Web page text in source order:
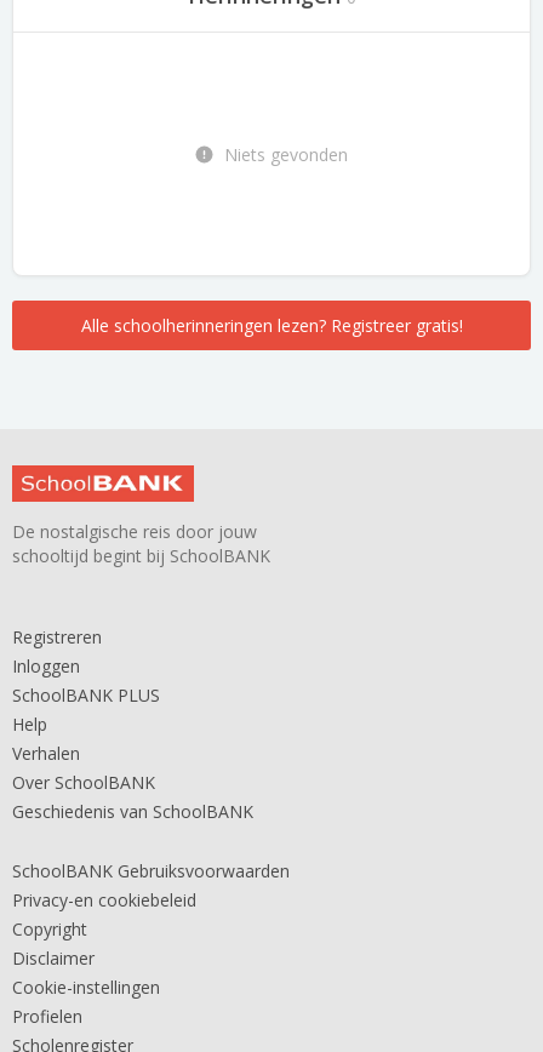
Niets gevonden
Alle schoolherinneringen lezen? Registreer gratis!
De nostalgische reis door jouw
schooltijd begint bij SchoolBANK
Registreren
Inloggen
SchoolBANK PLUS
Help
Verhalen
Over SchoolBANK
Geschiedenis van SchoolBANK
SchoolBANK Gebruiksvoorwaarden
Privacy-en cookiebeleid
Copyright
Disclaimer
Cookie-instellingen
Profielen
Scholenregister